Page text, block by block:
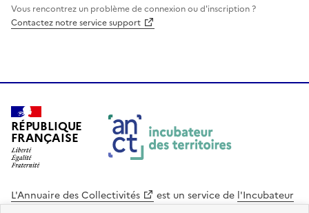
Vous rencontrez un problème de connexion ou d'inscription ?
Contactez notre service support
RÉPUBLIQUE
FRANÇAISE
L'Annuaire des Collectivités est un service de l'Incubateur